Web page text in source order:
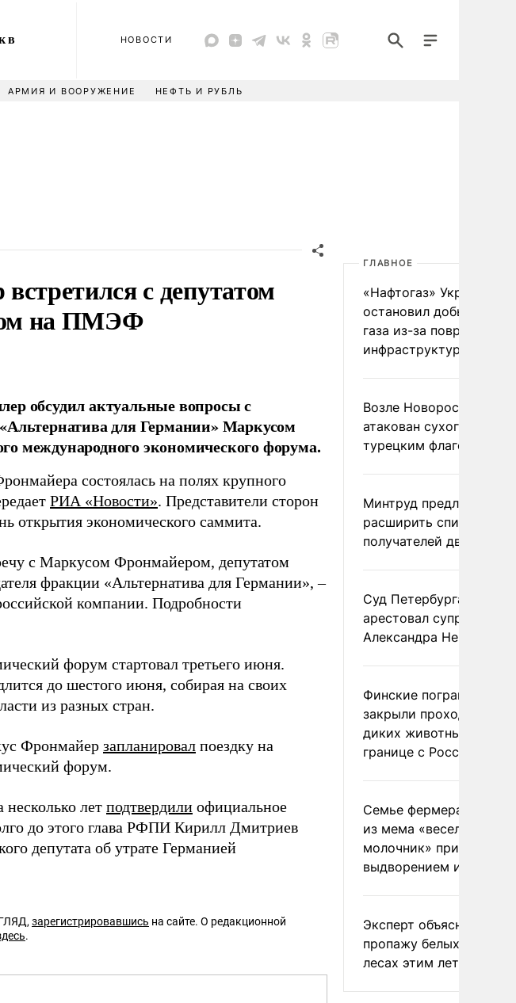
в
НОВОСТИ
АРМИЯ И ВООРУЖЕНИЕ НЕФТЬ И РУБЛЬ
с депутатом
на ПМЭФ
обсудил актуальные вопросы с
для Германии» Маркусом
международного экономического форума.
состоялась на полях крупного
РИА «Новости». Представители сторон
открытия экономического саммита.
с Маркусом Фронмайером, депутатом
фракции «Альтернатива для Германии», –
компании. Подробности
форум стартовал третьего июня.
до шестого июня, собирая на своих
из разных стран.
Фронмайер запланировал поездку на
форум.
лет подтвердили официальное
до этого глава РФПИ Кирилл Дмитриев
депутата об утрате Германией
зарегистрировавшись на сайте. О редакционной
.
ГЛАВНОЕ
«Нафтогаз» Украины
остановил добычу
газа из-за повреждения
инфраструктуры
Возле Новороссийска
атакован сухогруз под
турецким флагом
Минтруд предложил
расширить список
получателей двух
Суд Петербурга заочно
арестовал супругу
Александра Невзорова
Финские пограничники
закрыли проходы для
диких животных на
границе с Россией
Семье фермера
из мема «веселый
молочник» пригрозили
выдворением из
Эксперт объяснил
пропажу белых грибов
лесах этим летом